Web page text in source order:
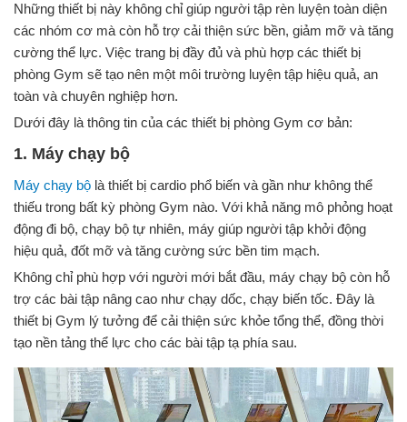
Những thiết bị này không chỉ giúp người tập rèn luyện toàn diện
các nhóm cơ mà còn hỗ trợ cải thiện sức bền, giảm mỡ và tăng
cường thể lực. Việc trang bị đầy đủ và phù hợp các thiết bị
phòng Gym sẽ tạo nên một môi trường luyện tập hiệu quả, an
toàn và chuyên nghiệp hơn.
Dưới đây là thông tin của các thiết bị phòng Gym cơ bản:
1. Máy chạy bộ
Máy chạy bộ là thiết bị cardio phổ biến và gần như không thể
thiếu trong bất kỳ phòng Gym nào. Với khả năng mô phỏng hoạt
động đi bộ, chạy bộ tự nhiên, máy giúp người tập khởi động
hiệu quả, đốt mỡ và tăng cường sức bền tim mạch.
Không chỉ phù hợp với người mới bắt đầu, máy chạy bộ còn hỗ
trợ các bài tập nâng cao như chạy dốc, chạy biến tốc. Đây là
thiết bị Gym lý tưởng để cải thiện sức khỏe tổng thể, đồng thời
tạo nền tảng thể lực cho các bài tập tạ phía sau.